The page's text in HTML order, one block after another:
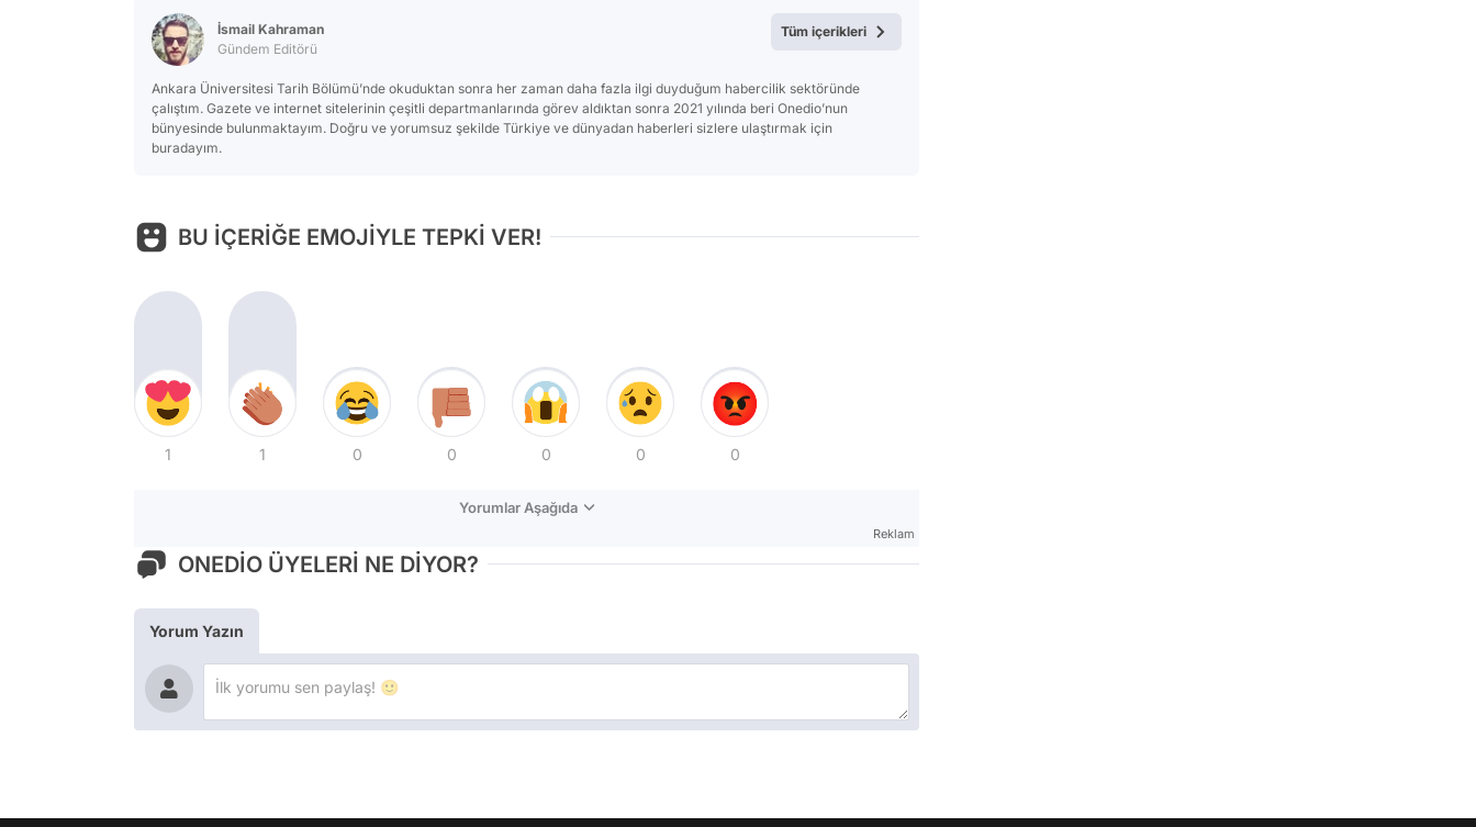
İsmail Kahraman
Gündem Editörü
Ankara Üniversitesi Tarih Bölümü’nde okuduktan sonra her zaman daha fazla ilgi duyduğum habercilik sektöründe
çalıştım. Gazete ve internet sitelerinin çeşitli departmanlarında görev aldıktan sonra 2021 yılında beri Onedio’nun
bünyesinde bulunmaktayım. Doğru ve yorumsuz şekilde Türkiye ve dünyadan haberleri sizlere ulaştırmak için
buradayım.
Tüm içerikleri
BU İÇERİĞE EMOJİYLE TEPKİ VER!
1 1 0 0 0 0 0
Yorumlar Aşağıda
Reklam
ONEDİO ÜYELERİ NE DİYOR?
Yorum Yazın